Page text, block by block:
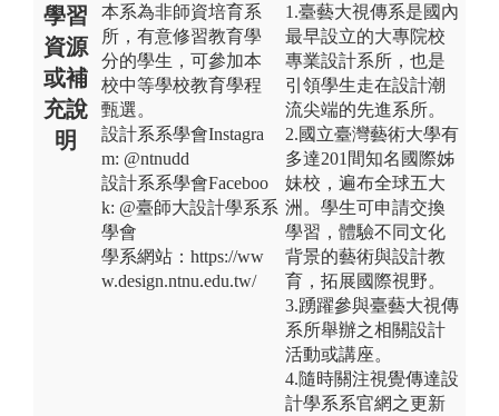
學習
資源
或補
充說
明
本系為非師資培育系
所，有意修習教育學
分的學生，可參加本
校中等學校教育學程
甄選。
設計系系學會Instagra
m: @ntnudd
設計系系學會Faceboo
k: @臺師大設計學系系
學會
學系網站：https://ww
w.design.ntnu.edu.tw/
1.臺藝大視傳系是國內
最早設立的大專院校
專業設計系所，也是
引領學生走在設計潮
流尖端的先進系所。
2.國立臺灣藝術大學有
多達201間知名國際姊
妹校，遍布全球五大
洲。學生可申請交換
學習，體驗不同文化
背景的藝術與設計教
育，拓展國際視野。
3.踴躍參與臺藝大視傳
系所舉辦之相關設計
活動或講座。
4.隨時關注視覺傳達設
計學系系官網之更新